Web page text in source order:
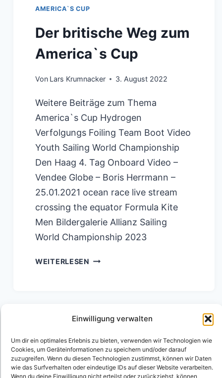
Einwilligung verwalten
Um dir ein optimales Erlebnis zu bieten, verwenden wir Technologien wie
Cookies, um Geräteinformationen zu speichern und/oder darauf
zuzugreifen. Wenn du diesen Technologien zustimmst, können wir Daten
wie das Surfverhalten oder eindeutige IDs auf dieser Website verarbeiten.
Wenn du deine Einwilligung nicht erteilst oder zurückziehst, können
AMERICA`S CUP
Der britische Weg zum
America`s Cup
Von Lars Krumnacker 3. August 2022
Weitere Beiträge zum Thema
America`s Cup Hydrogen
Verfolgungs Foiling Team Boot Video
Youth Sailing World Championship
Den Haag 4. Tag Onboard Video –
Vendee Globe – Boris Herrmann –
25.01.2021 ocean race live stream
crossing the equator Formula Kite
Men Bildergalerie Allianz Sailing
World Championship 2023
WEITERLESEN DER
AMERICA`S
Seitennavigation
1 2
Nächste
Seite